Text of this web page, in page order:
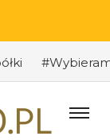
#Wybieramy